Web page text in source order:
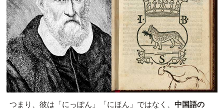
つまり、彼は「にっぽん」「にほん」ではなく、 中国語の